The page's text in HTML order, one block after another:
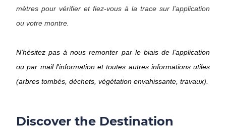
mètres pour vérifier et fiez-vous à la trace sur l'application
ou votre montre.
N'hésitez pas à nous remonter par le biais de l'application
ou par mail l'information et toutes autres informations utiles
(arbres tombés, déchets, végétation envahissante, travaux).
Discover the Destination